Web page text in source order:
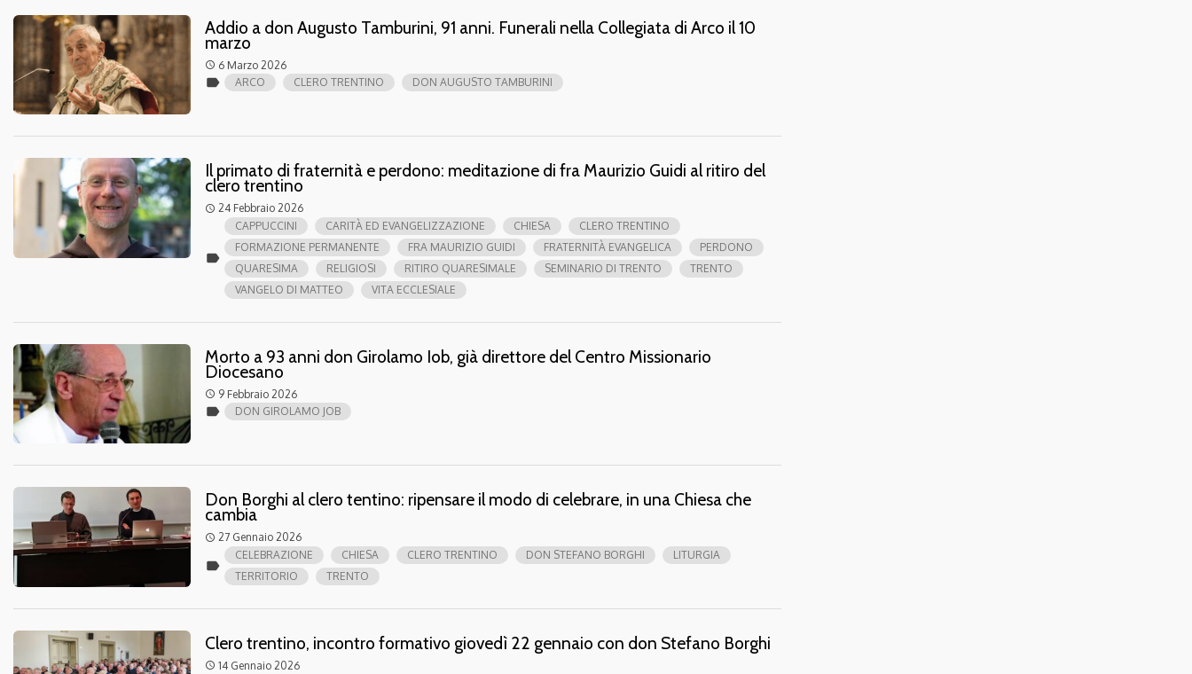
Addio a don Augusto Tamburini, 91 anni. Funerali nella Collegiata di Arco il 10
marzo
access_time 6 Marzo 2026
label ARCO CLERO TRENTINO DON AUGUSTO TAMBURINI
Il primato di fraternità e perdono: meditazione di fra Maurizio Guidi al ritiro del
clero trentino
access_time 24 Febbraio 2026
label
CAPPUCCINI CARITÀ ED EVANGELIZZAZIONE CHIESA
CLERO TRENTINO
FORMAZIONE PERMANENTE
FRA MAURIZIO GUIDI FRATERNITÀ EVANGELICA
PERDONO
QUARESIMA
RELIGIOSI RITIRO QUARESIMALE SEMINARIO DI TRENTO
TRENTO
VANGELO DI MATTEO
VITA ECCLESIALE
Morto a 93 anni don Girolamo Iob, già direttore del Centro Missionario
Diocesano
access_time 9 Febbraio 2026
label DON GIROLAMO JOB
Don Borghi al clero tentino: ripensare il modo di celebrare, in una Chiesa che
cambia
access_time 27 Gennaio 2026
label
CELEBRAZIONE CHIESA CLERO TRENTINO DON STEFANO BORGHI
LITURGIA
TERRITORIO
TRENTO
Clero trentino, incontro formativo giovedì 22 gennaio con don Stefano Borghi
access_time 14 Gennaio 2026